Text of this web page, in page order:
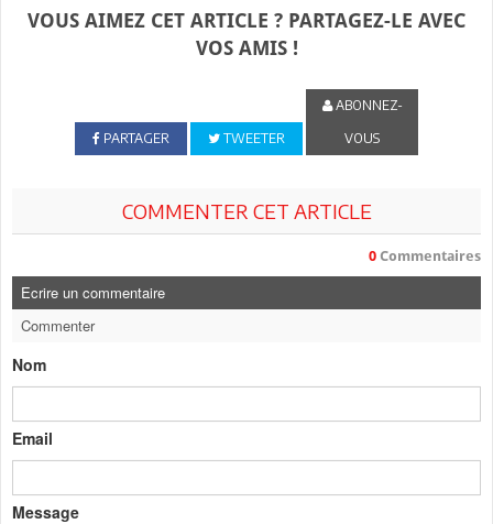
VOUS AIMEZ CET ARTICLE ? PARTAGEZ-LE AVEC
VOS AMIS !
PARTAGER TWEETER
ABONNEZ-
VOUS
COMMENTER CET ARTICLE
0 Commentaires
Ecrire un commentaire
Commenter
Nom
Email
Message